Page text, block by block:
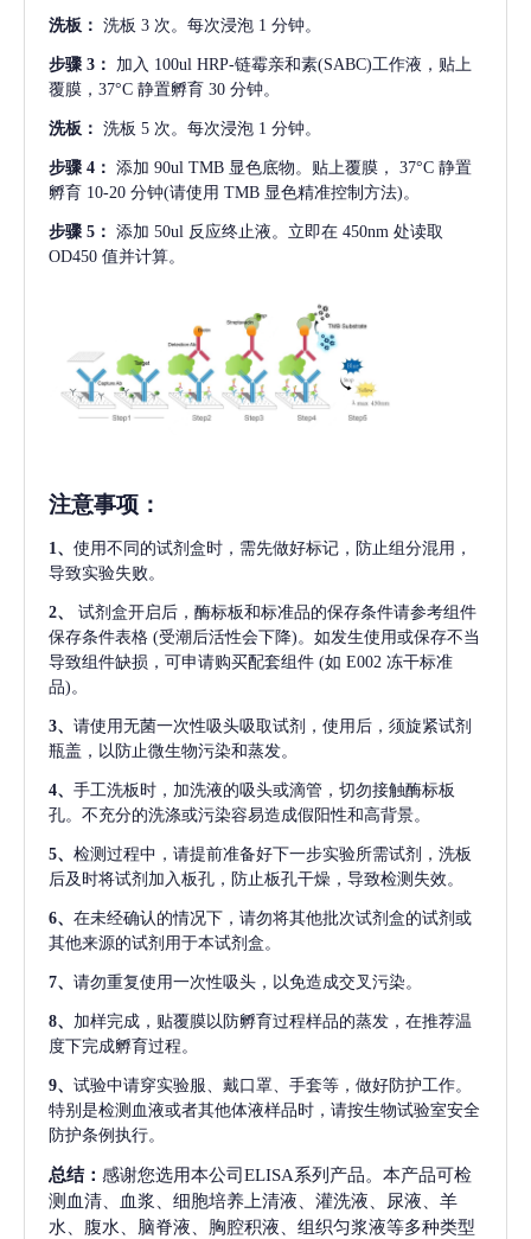
洗板： 洗板 3 次。每次浸泡 1 分钟。
步骤 3： 加入 100ul HRP-链霉亲和素(SABC)工作液，贴上
覆膜，37°C 静置孵育 30 分钟。
洗板： 洗板 5 次。每次浸泡 1 分钟。
步骤 4： 添加 90ul TMB 显色底物。贴上覆膜， 37°C 静置
孵育 10-20 分钟(请使用 TMB 显色精准控制方法)。
步骤 5： 添加 50ul 反应终止液。立即在 450nm 处读取
OD450 值并计算。
注意事项 ：
1、 使用不同的试剂盒时，需先做好标记，防止组分混用，
导致实验失败。
2、
试剂盒开启后，酶标板和标准品的保存条件请参考组件
保存条件表格 (受潮后活性会下降)。如发生使用或保存不当
导致组件缺损，可申请购买配套组件 (如 E002 冻干标准
品)。
3、 请使用无菌一次性吸头吸取试剂，使用后，须旋紧试剂
瓶盖，以防止微生物污染和蒸发。
4、 手工洗板时，加洗液的吸头或滴管，切勿接触酶标板
孔。不充分的洗涤或污染容易造成假阳性和高背景。
5、 检测过程中，请提前准备好下一步实验所需试剂，洗板
后及时将试剂加入板孔，防止板孔干燥，导致检测失效。
6、 在未经确认的情况下，请勿将其他批次试剂盒的试剂或
其他来源的试剂用于本试剂盒。
7、 请勿重复使用一次性吸头，以免造成交叉污染。
8、 加样完成，贴覆膜以防孵育过程样品的蒸发，在推荐温
度下完成孵育过程。
9、 试验中请穿实验服、戴口罩、手套等，做好防护工作。
特别是检测血液或者其他体液样品时，请按生物试验室安全
防护条例执行。
总结： 感谢您选用本公司ELISA系列产品。本产品可检
测血清、血浆、细胞培养上清液、灌洗液、尿液、羊
水、腹水、脑脊液、胸腔积液、组织匀浆液等多种类型